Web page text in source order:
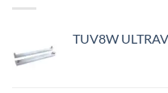
TUV8W